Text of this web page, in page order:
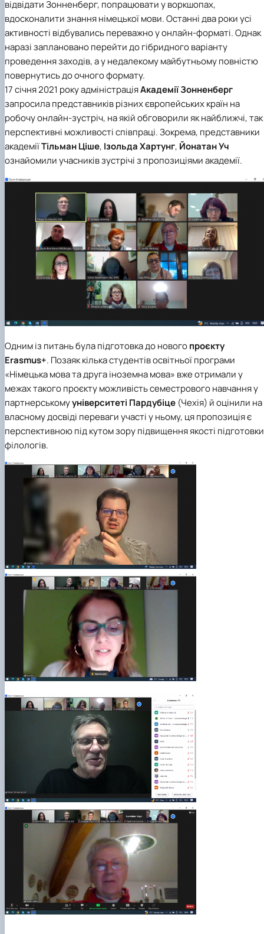
відвідати Зонненберг, попрацювати у воркшопах,
вдосконалити знання німецької мови. Останні два роки усі
активності відбувались переважно у онлайн-форматі. Однак
наразі заплановано перейти до гібридного варіанту
проведення заходів, а у недалекому майбутньому повністю
повернутись до очного формату.
17 січня 2021 року адміністраціяАкадемії Зонненберг
запросила представників різних європейських країн на
робочу онлайн-зустріч, на якій обговорили як найближчі, так
перспективні можливості співпраці. Зокрема, представники
академіїТільман Ціше, Ізольда Хартунг, Йонатан Уч
ознайомили учасників зустрічі з пропозиціями академії.
Одним із питань була підготовка до новогопроєкту
Erasmus+. Позаяк кілька студентівосвітньої програми
«Німецька мова та друга іноземна мова» вже отримали у
межах такого проєкту можливість семестрового навчання у
партнерськомууніверситеті Пардубіце (Чехія) й оцінили на
власному досвіді переваги участі у ньому, ця пропозиція є
перспективною під кутом зору підвищення якості підготовки
філологів.